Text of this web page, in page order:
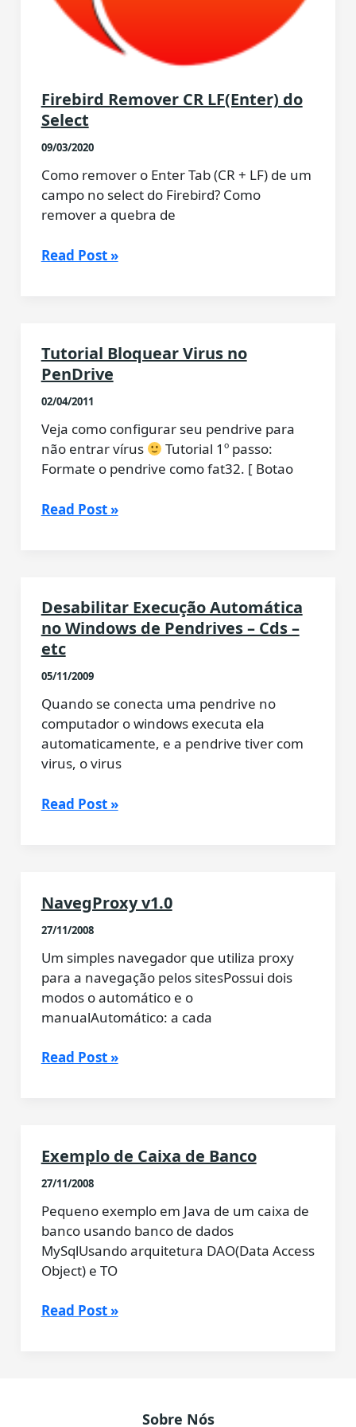
Firebird Remover CR LF(Enter) do
Select
09/03/2020
Como remover o Enter Tab (CR + LF) de um
campo no select do Firebird? Como
remover a quebra de
Firebird
Select
Read Post »
Tutorial Bloquear Virus no
PenDrive
02/04/2011
Veja como configurar seu pendrive para
não entrar vírus
Tutorial 1º passo:
Formate o pendrive como fat32. [ Botao
Tutorial
Read Post »
Desabilitar Execução Automática
no Windows de Pendrives – Cds –
etc
05/11/2009
Quando se conecta uma pendrive no
computador o windows executa ela
automaticamente, e a pendrive tiver com
virus, o virus
Desabilitar
de
Pendrives
Cds
–
etc
Read Post »
NavegProxy v1.0
27/11/2008
Um simples navegador que utiliza proxy
para a navegação pelos sitesPossui dois
modos o automático e o
manualAutomático: a cada
NavegProxy
Read Post »
Exemplo de Caixa de Banco
27/11/2008
Pequeno exemplo em Java de um caixa de
banco usando banco de dados
MySqlUsando arquitetura DAO(Data Access
Object) e TO
Exemplo
Read Post »
Sobre Nós